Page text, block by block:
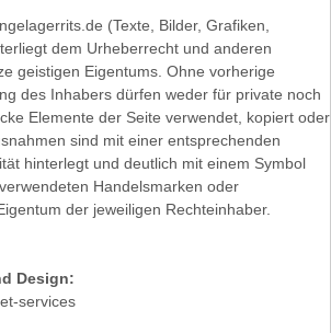
(Texte, Bilder, Grafiken,
dem Urheberrecht und anderen
geistigen Eigentums. Ohne vorherige
des Inhabers dürfen weder für private noch
Elemente der Seite verwendet, kopiert oder
sind mit einer entsprechenden
hinterlegt und deutlich mit einem Symbol
Handelsmarken oder
der jeweiligen Rechteinhaber.
Design:
services